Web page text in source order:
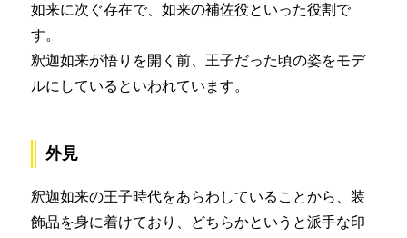
如来に次ぐ存在で、如来の補佐役といった役割で
す。
釈迦如来が悟りを開く前、王子だった頃の姿をモデ
ルにしているといわれています。
外見
釈迦如来の王子時代をあらわしていることから、装
飾品を身に着けており、どちらかというと派手な印